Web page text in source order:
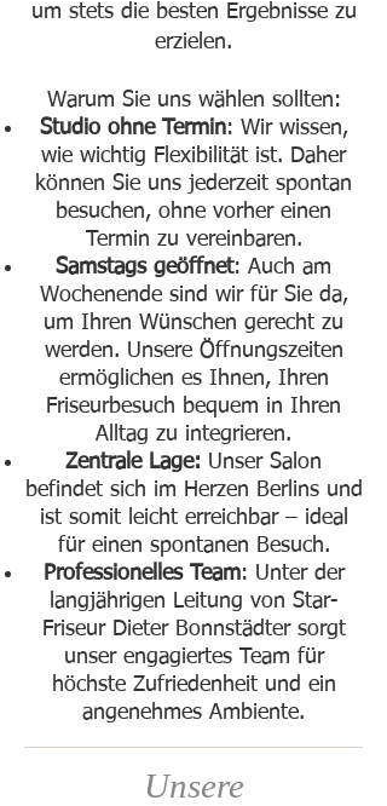
um stets die besten Ergebnisse zu
erzielen.
Warum Sie uns wählen sollten:
Studio ohne Termin: Wir wissen,
wie wichtig Flexibilität ist. Daher
können Sie uns jederzeit spontan
besuchen, ohne vorher einen
Termin zu vereinbaren.​
Samstags geöffnet: Auch am
Wochenende sind wir für Sie da,
um Ihren Wünschen gerecht zu
werden. Unsere Öffnungszeiten
ermöglichen es Ihnen, Ihren
Friseurbesuch bequem in Ihren
Alltag zu integrieren.​
Zentrale Lage: Unser Salon
befindet sich im Herzen Berlins und
ist somit leicht erreichbar – ideal
für einen spontanen Besuch.​
Professionelles Team: Unter der
langjährigen Leitung von Star-
Friseur Dieter Bonnstädter sorgt
unser engagiertes Team für
höchste Zufriedenheit und ein
angenehmes Ambiente.
Unsere